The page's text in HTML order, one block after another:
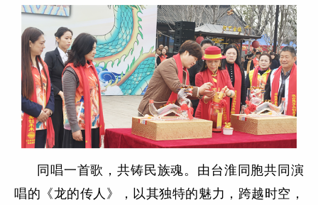
同唱一首歌，共铸民族魂。由台淮同胞共同演
唱的《龙的传人》，以其独特的魅力，跨越时空，